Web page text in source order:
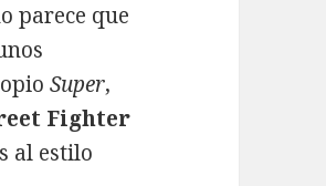
parece que
Super,
Fighter
al estilo